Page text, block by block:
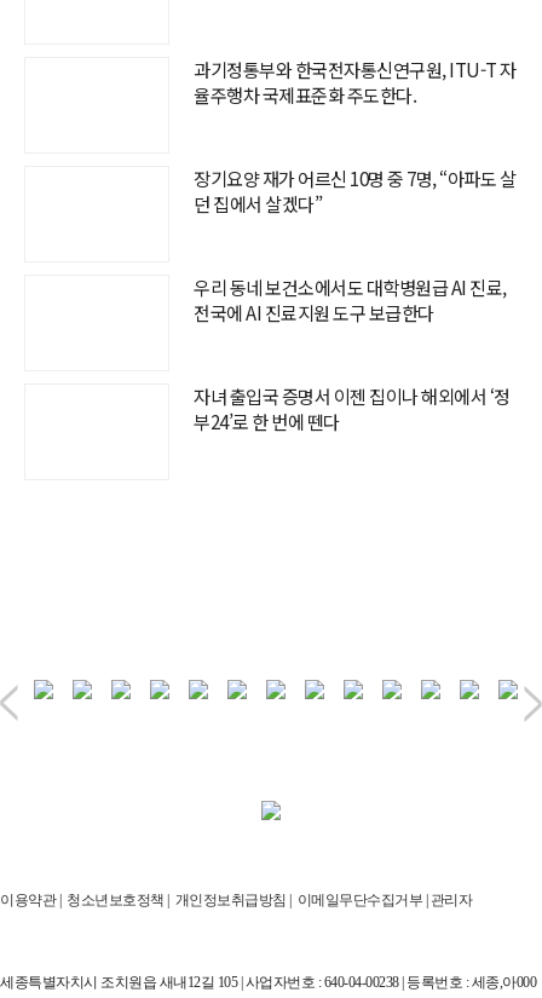
과기정통부와 한국전자통신연구원, ITU-T 자
율주행차 국제표준화 주도한다.
장기요양 재가 어르신 10명 중 7명, “아파도 살
던 집에서 살겠다”
우리 동네 보건소에서도 대학병원급 AI 진료,
전국에 AI 진료지원 도구 보급한다
자녀 출입국 증명서 이젠 집이나 해외에서 ‘정
부24’로 한 번에 뗀다
이용약관| 청소년보호정책 | 개인정보취급방침 | 이메일무단수집거부 | 관리자
세종특별자치시 조치원읍 새내12길 105 | 사업자번호 : 640-04-00238 | 등록번호 : 세종,아000